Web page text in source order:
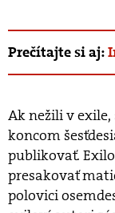
Prečítajte si aj:
Ak nežili v
koncom
publikovať.
presakovať
polovici